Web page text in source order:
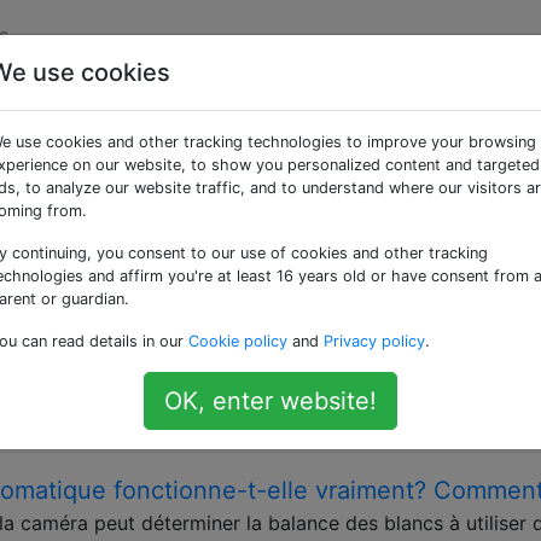
«white-balance»
des couleurs pour une scène donnée et comment
vitesse d'obturation posent-ils un problème de
d'arts martiaux de mon fils en utilisant un D90 avec un
lampes fluorescentes suspendues, et je obtenais des
d'autres ont un "casting orange", et d'autres
fluorescent
fonctionne-t-elle vraiment?
caméra peut déterminer la balance des blancs à utiliser
use cookies
use cookies and other tracking technologies to improve your browsing
on our website, to show you personalized content and targeted
to analyze our website traffic, and to understand where our visitors
from.
continuing, you consent to our use of cookies and other tracking
and affirm you're at least 16 years old or have consent from a
or guardian.
can read details in our Cookie policy and Privacy policy.
OK, enter website!